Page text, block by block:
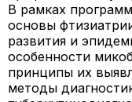
В рамках
основы
развития и
особенности
принципы их
методы